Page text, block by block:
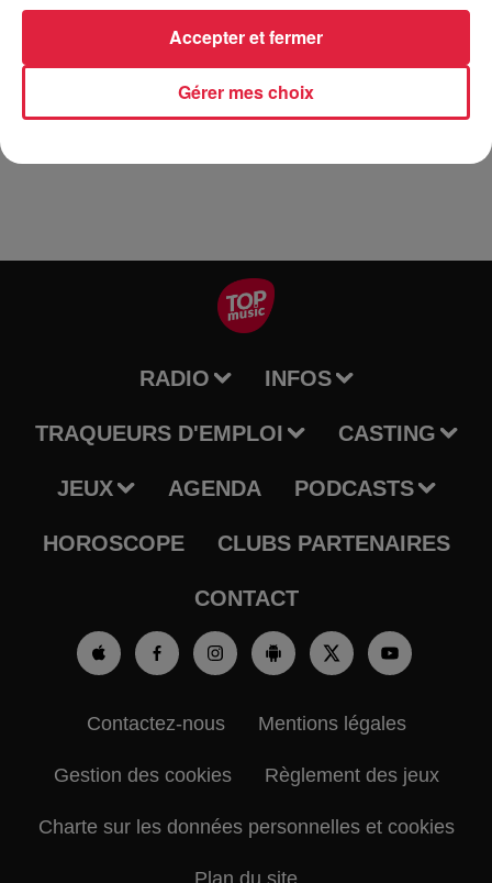
d'essais qualificatifs suivi de 30 minutes de course) - remise
des prix - repas avec tous les demi-finalistes et finalistes.
Tarifs Participation aux sélections 18€ les 10 minutes
(Simulateur ou Karting) Participation à la course 180€
RADIO INFOS
TRAQUEURS D'EMPLOI CASTING
JEUX AGENDA PODCASTS
HOROSCOPE CLUBS PARTENAIRES
CONTACT
Contactez-nous Mentions légales
Gestion des cookies Règlement des jeux
Charte sur les données personnelles et cookies
Plan du site
Gérer mes choix
Accepter et fermer